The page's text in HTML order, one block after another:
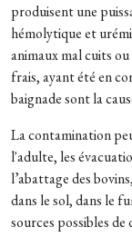
produisent une
hémolytique et
animaux mal cuits
frais, ayant été en
baignade sont la
La contamination
l'adulte, les
l’abattage des
dans le sol, dans le
sources possibles de